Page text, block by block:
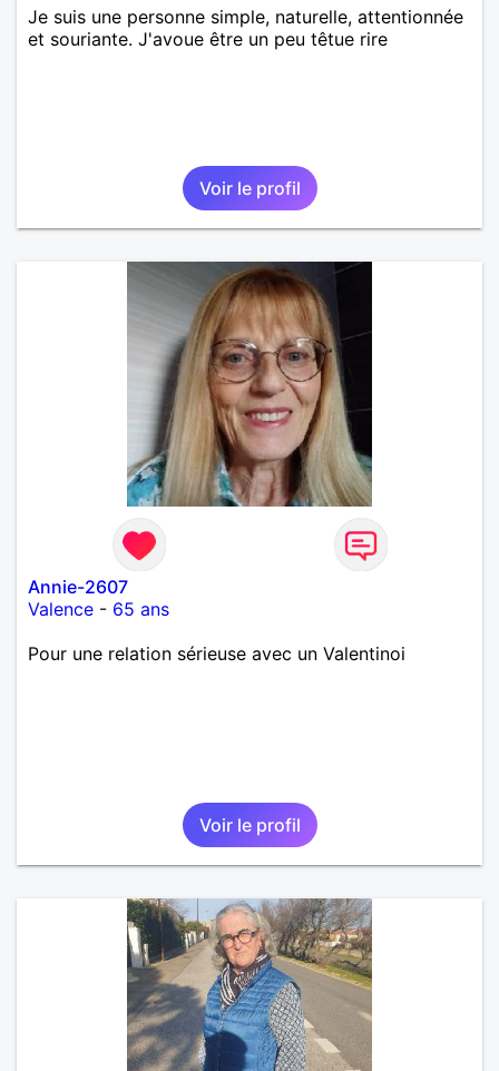
Je suis une personne simple, naturelle, attentionnée
et souriante. J'avoue être un peu têtue rire
Voir le profil
Annie-2607
Valence - 65 ans
Pour une relation sérieuse avec un Valentinoi
Voir le profil